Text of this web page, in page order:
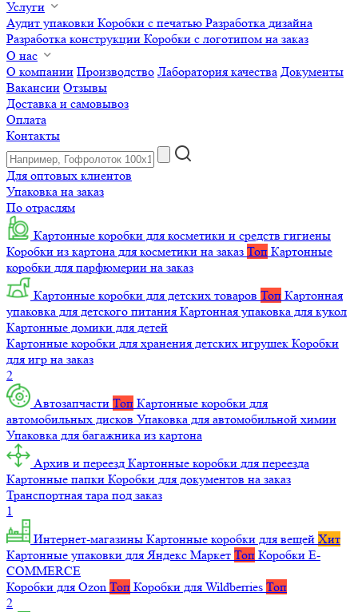
Услуги
Аудит упаковки Коробки с печатью Разработка дизайна
Разработка конструкции Коробки с логотипом на заказ
О нас
О компании Производство Лаборатория качества Документы
Вакансии Отзывы
Доставка и самовывоз
Оплата
Контакты
Для оптовых клиентов
Упаковка на заказ
По отраслям
Картонные коробки для косметики и средств гигиены
Коробки из картона для косметики на заказ Топ Картонные
коробки для парфюмерии на заказ
Картонные коробки для детских товаров Топ Картонная
упаковка для детского питания Картонная упаковка для кукол
Картонные домики для детей
Картонные коробки для хранения детских игрушек Коробки
для игр на заказ
2
Автозапчасти Топ Картонные коробки для
автомобильных дисков Упаковка для автомобильной химии
Упаковка для багажника из картона
Архив и переезд Картонные коробки для переезда
Картонные папки Коробки для документов на заказ
Транспортная тара под заказ
1
Интернет-магазины Картонные коробки для вещей Хит
Картонные упаковки для Яндекс Маркет Топ Коробки E-
COMMERCE
Коробки для Ozon Топ Коробки для Wildberries Топ
2